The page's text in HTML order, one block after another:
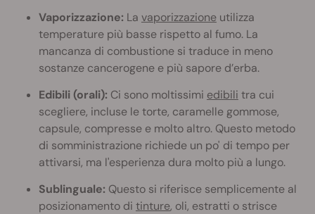
Vaporizzazione: La vaporizzazione utilizza
temperature più basse rispetto al fumo. La
mancanza di combustione si traduce in meno
sostanze cancerogene e più sapore d’erba.
Edibili (orali): Ci sono moltissimi edibili tra cui
scegliere, incluse le torte, caramelle gommose,
capsule, compresse e molto altro. Questo metodo
di somministrazione richiede un po' di tempo per
attivarsi, ma l'esperienza dura molto più a lungo.
Sublinguale: Questo si riferisce semplicemente al
posizionamento di tinture, oli, estratti o strisce